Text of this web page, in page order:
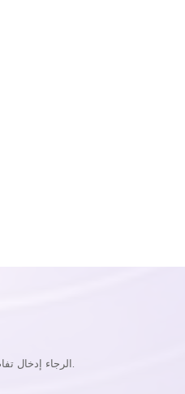
الرجاء إدخال تفاصيل المنتج ، المتطلبات المحددة للحصول على عرض أسعار دقيق. سوف نجيبك فى اسرع وقت ممكن.